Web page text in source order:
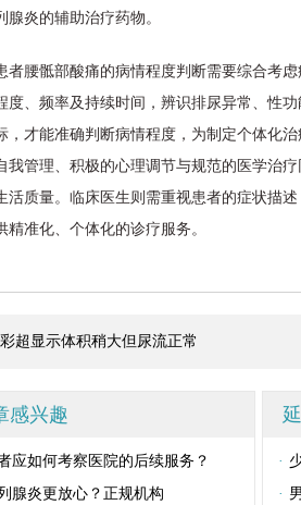
炎的辅助治疗药物。
者腰骶部酸痛的病情程度判断需要综合考
度、频率及持续时间，辨识排尿异常、性
，才能准确判断病情程度，为制定个体化
我管理、积极的心理调节与规范的医学治
活质量。临床医生则需重视患者的症状描
准化、个体化的诊疗服务。
超显示体积稍大但尿流正常
需不需要治
感兴趣
应如何考察医院的后续服务？
腺炎更放心？正规机构
·
·